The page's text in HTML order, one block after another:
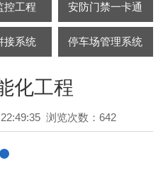
控工程 安防门禁一卡通
接系统 停车场管理系统
化工程
浏览次数：642